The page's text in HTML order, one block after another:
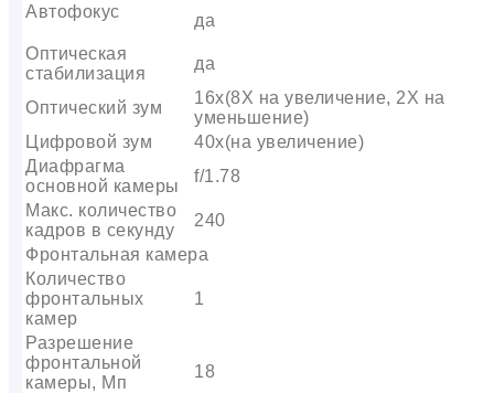
Автофокус
да
Оптическая
стабилизация
да
Оптический зум
16x(8X на увеличение, 2X на
уменьшение)
Цифровой зум
40x(на увеличение)
Диафрагма
основной камеры
f/1.78
Макс. количество
кадров в секунду
240
Фронтальная камера
Количество
фронтальных
камер
1
Разрешение
фронтальной
камеры, Мп
18